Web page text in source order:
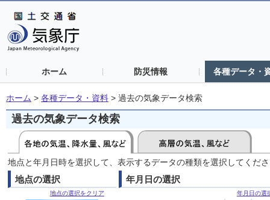
ホーム 防災情報 各種データ・
ホーム > 各種データ・資料 > 過去の気象データ検索
過去の気象データ検索
地点と年月日時を選択して、表示するデータの種類を選択してくだ
地点の選択
地点の選択をクリア
年月日の選択
年月日の選